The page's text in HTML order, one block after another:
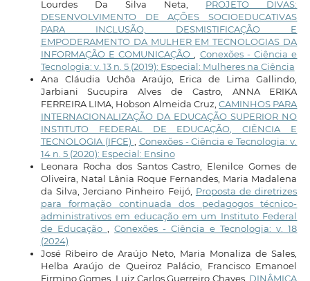
Lourdes Da Silva Neta, PROJETO DIVAS:
DESENVOLVIMENTO DE AÇÕES SOCIOEDUCATIVAS
PARA INCLUSÃO, DESMISTIFICAÇÃO E
EMPODERAMENTO DA MULHER EM TECNOLOGIAS DA
INFORMAÇÃO E COMUNICAÇÃO
Conexões - Ciência e
Tecnologia: v. 13 n. 5 (2019): Especial: Mulheres na Ciência
Ana Cláudia Uchôa Araújo, Erica de Lima Gallindo,
Jarbiani Sucupira Alves de Castro, ANNA ERIKA
FERREIRA LIMA, Hobson Almeida Cruz,CAMINHOS PARA
INTERNACIONALIZAÇÃO DA EDUCAÇÃO SUPERIOR NO
INSTITUTO FEDERAL DE EDUCAÇÃO, CIÊNCIA E
TECNOLOGIA (IFCE)
Conexões - Ciência e Tecnologia: v.
14 n. 5 (2020): Especial: Ensino
Leonara Rocha dos Santos Castro, Elenilce Gomes de
Oliveira, Natal Lânia Roque Fernandes, Maria Madalena
da Silva, Jerciano Pinheiro Feijó, Proposta de diretrizes
para formação continuada dos pedagogos técnico-
administrativos em educação em um Instituto Federal
de Educação
Conexões - Ciência e Tecnologia: v. 18
(2024)
José Ribeiro de Araújo Neto, Maria Monaliza de Sales,
Helba Araújo de Queiroz Palácio, Francisco Emanoel
Firmino Gomes, Luiz Carlos Guerreiro Chaves, DINÂMICA